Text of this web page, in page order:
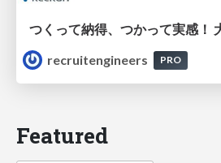
recruitengineers
PRO
Featured